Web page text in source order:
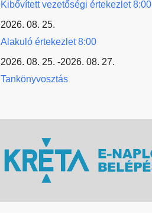
Kibővített vezetőségi értekezlet 8:00
2026. 08. 25.
Alakuló értekezlet 8:00
2026. 08. 25. -2026. 08. 27.
Tankönyvosztás